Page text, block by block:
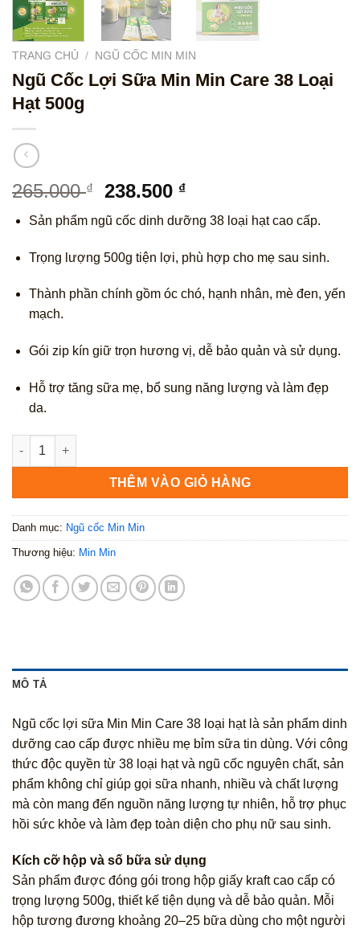
TRANG CHỦ / NGŨ CỐC MIN MIN
Ngũ Cốc Lợi Sữa Min Min Care 38 Loại
Hạt 500g
265.000₫
Giá
gốc
là:
265.000 ₫.
238.500 ₫Giá
tại
là:
238.500 ₫.
Sản phẩm ngũ cốc dinh dưỡng 38 loại hạt cao cấp.
Trọng lượng 500g tiện lợi, phù hợp cho mẹ sau sinh.
Thành phần chính gồm óc chó, hạnh nhân, mè đen, yến
mạch.
Gói zip kín giữ trọn hương vị, dễ bảo quản và sử dụng.
Hỗ trợ tăng sữa mẹ, bổ sung năng lượng và làm đẹp
da.
Ngũ Cốc Lợi Sữa Min Min Care 38 Loại Hạt 500g số lượng
THÊM VÀO GIỎ HÀNG
Danh mục: Ngũ cốc Min Min
Thương hiệu: Min Min
MÔ TẢ
Ngũ cốc lợi sữa Min Min Care 38 loại hạt là sản phẩm dinh
dưỡng cao cấp được nhiều mẹ bỉm sữa tin dùng. Với công
thức độc quyền từ 38 loại hạt và ngũ cốc nguyên chất, sản
phẩm không chỉ giúp gọi sữa nhanh, nhiều và chất lượng
mà còn mang đến nguồn năng lượng tự nhiên, hỗ trợ phục
hồi sức khỏe và làm đẹp toàn diện cho phụ nữ sau sinh.
Kích cỡ hộp và số bữa sử dụng
Sản phẩm được đóng gói trong hộp giấy kraft cao cấp có
trọng lượng 500g, thiết kế tiện dụng và dễ bảo quản. Mỗi
hộp tương đương khoảng 20–25 bữa dùng cho một người